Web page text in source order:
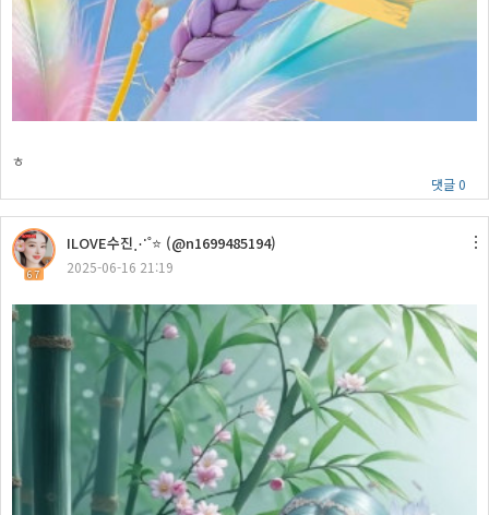
ㅎ
댓글 0
67
ILOVE수진⋰˚⭐ (@n1699485194)
2025-06-16 21:19